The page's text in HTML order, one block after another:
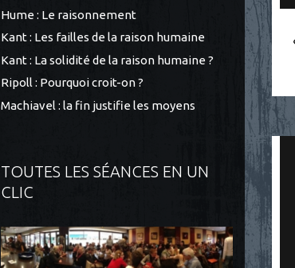
Hume : Le raisonnement
Kant : Les failles de la raison humaine
Kant : La solidité de la raison humaine ?
Ripoll : Pourquoi croit-on ?
Machiavel : la fin justifie les moyens
TOUTES LES SÉANCES EN UN
CLIC